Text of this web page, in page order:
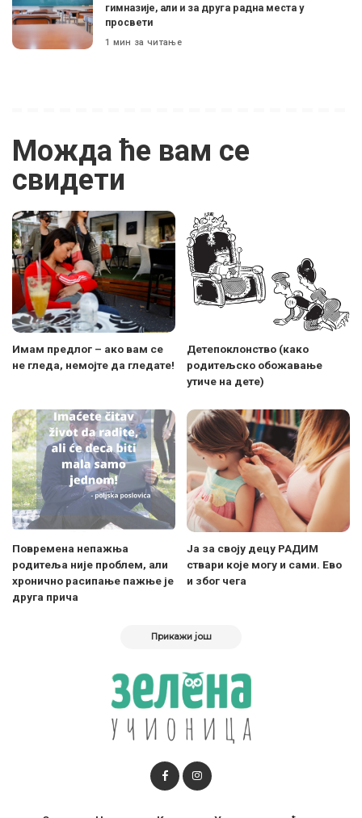
гимназије, али и за друга радна места у
просвети
1 мин за читање
Можда ће вам се
свидети
Имам предлог – ако вам се
не гледа, немојте да гледате!
Детепоклонство (како
родитељско обожавање
утиче на дете)
Повремена непажња
родитеља није проблем, али
хронично расипање пажње је
друга прича
Ја за своју децу РАДИМ
ствари које могу и сами. Ево
и због чега
Прикажи још